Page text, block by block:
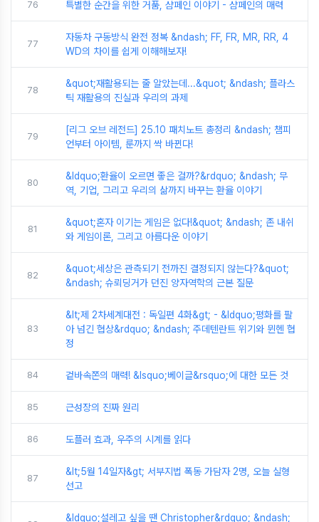
76 특별한 순간을 위한 거품, 샴페인 이야기 - 샴페인의 매력
77
자동차 구동방식 완전 정복 &ndash; FF, FR, MR, RR, 4
WD의 차이를 쉽게 이해해보자!
78
&quot;재활용되는 줄 알았는데...&quot; &ndash; 플라스
틱 재활용의 진실과 우리의 과제
79
[리그 오브 레전드] 25.10 패치노트 총정리 &ndash; 챔피
언부터 아이템, 룬까지 싹 바뀐다!
80
&ldquo;환율이 오르면 좋은 걸까?&rdquo; &ndash; 무
역, 기업, 그리고 우리의 삶까지 바꾸는 환율 이야기
81
&quot;혼자 이기는 게임은 없다!&quot; &ndash; 존 내쉬
와 게임이론, 그리고 아름다운 이야기
82
&quot;세상은 관측되기 전까진 결정되지 않는다?&quot;
&ndash; 슈뢰딩거가 던진 양자역학의 근본 질문
83
&lt;제 2차세계대전 : 독일편 4화&gt; - &ldquo;평화를 팔
아 넘긴 협상&rdquo; &ndash; 주데텐란트 위기와 뮌헨 협
정
84 겉바속쫀의 매력! &lsquo;베이글&rsquo;에 대한 모든 것
85 근성장의 진짜 원리
86 도플러 효과, 우주의 시계를 읽다
87
&lt;5월 14일자&gt; 서부지법 폭동 가담자 2명, 오늘 실형
선고
&ldquo;설레고 싶을 땐 Christopher&rdquo; &ndash;